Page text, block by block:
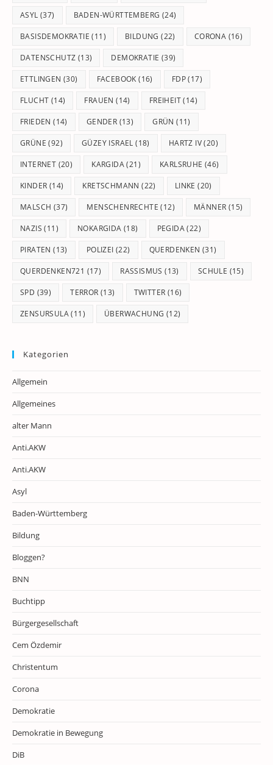
ASYL (37) BADEN-WÜRTTEMBERG (24)
BASISDEMOKRATIE (11) BILDUNG (22) CORONA (16)
DATENSCHUTZ (13) DEMOKRATIE (39)
ETTLINGEN (30) FACEBOOK (16) FDP(17)
FLUCHT (14) FRAUEN (14) FREIHEIT(14)
FRIEDEN (14) GENDER (13) GRÜN (11)
GRÜNE (92) GÜZEY ISRAEL (18) HARTZ IV(20)
INTERNET (20) KARGIDA(21) KARLSRUHE (46)
KINDER (14) KRETSCHMANN (22) LINKE (20)
MALSCH (37) MENSCHENRECHTE (12) MÄNNER (15)
NAZIS (11) NOKARGIDA (18) PEGIDA(22)
PIRATEN (13) POLIZEI (22) QUERDENKEN (31)
QUERDENKEN721 (17) RASSISMUS (13) SCHULE (15)
SPD (39) TERROR (13) TWITTER (16)
ZENSURSULA(11) ÜBERWACHUNG (12)
Kategorien
Allgemein
Allgemeines
alter Mann
Anti.AKW
Anti.AKW
Asyl
Baden-Württemberg
Bildung
Bloggen?
BNN
Buchtipp
Bürgergesellschaft
Cem Özdemir
Christentum
Corona
Demokratie
Demokratie in Bewegung
DiB